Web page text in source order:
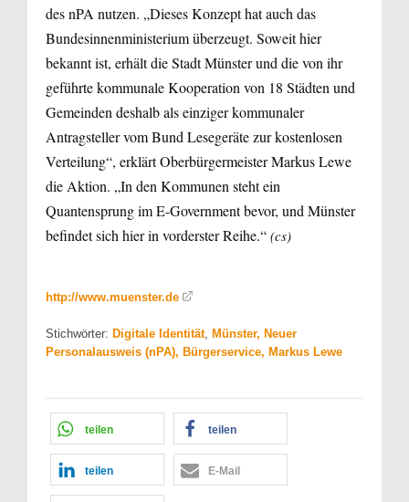
des nPA nutzen. „Dieses Konzept hat auch das
Bundesinnenministerium überzeugt. Soweit hier
bekannt ist, erhält die Stadt Münster und die von ihr
geführte kommunale Kooperation von 18 Städten und
Gemeinden deshalb als einziger kommunaler
Antragsteller vom Bund Lesegeräte zur kostenlosen
Verteilung“, erklärt Oberbürgermeister Markus Lewe
die Aktion. „In den Kommunen steht ein
Quantensprung im E-Government bevor, und Münster
befindet sich hier in vorderster Reihe.“ (cs)
http://www.muenster.de
Stichwörter: Digitale Identität, Münster, Neuer
Personalausweis (nPA), Bürgerservice, Markus Lewe
teilen teilen
teilen E-Mail